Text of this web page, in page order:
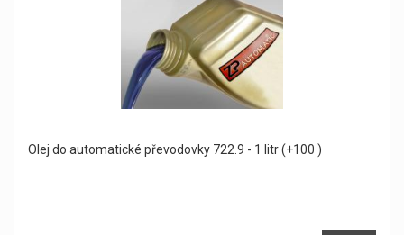
Olej do automatické převodovky 722.9 - 1 litr (+100 )